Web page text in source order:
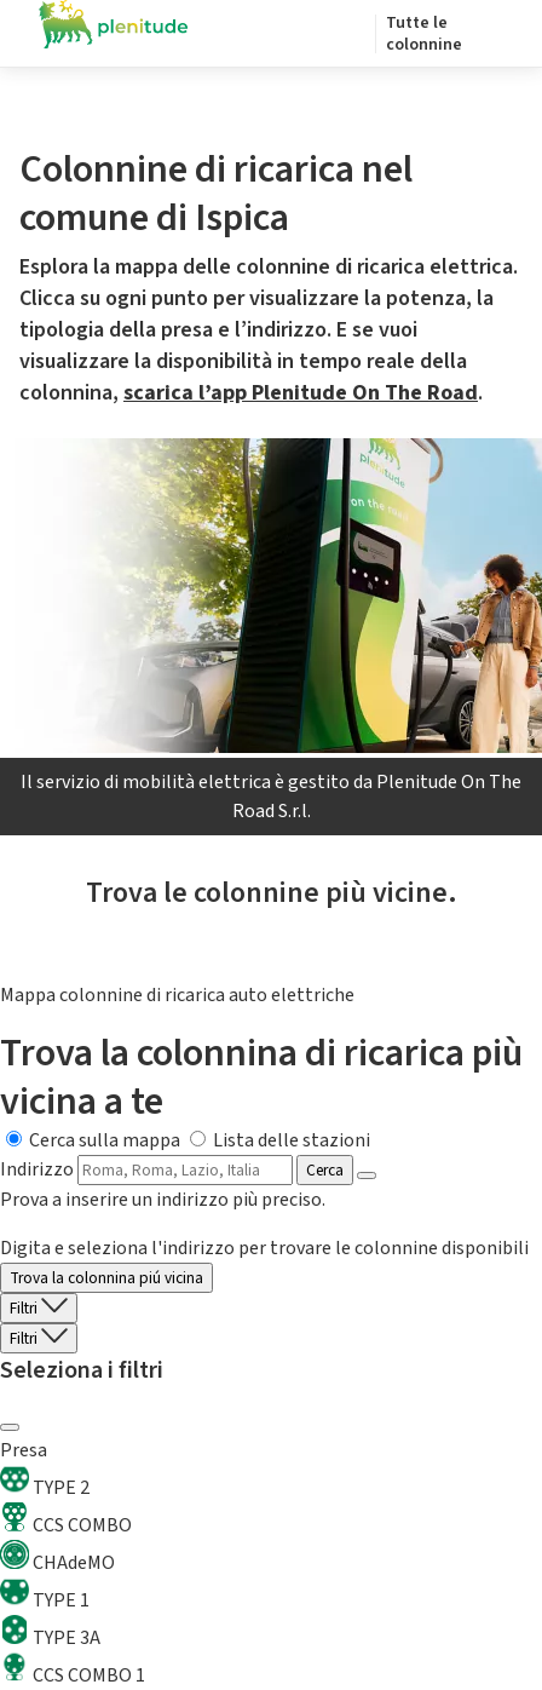
Tutte le
colonnine
Colonnine di ricarica nel
comune di Ispica
Esplora la mappa delle colonnine di ricarica elettrica.
Clicca su ogni punto per visualizzare la potenza, la
tipologia della presa e l’indirizzo. E se vuoi
visualizzare la disponibilità in tempo reale della
colonnina, scarica l’app Plenitude On The Road.
Il servizio di mobilità elettrica è gestito da Plenitude On The
Road S.r.l.
Trova le colonnine più vicine.
Mappa colonnine di ricarica auto elettriche
Trova la colonnina di ricarica più
vicina a te
Cerca sulla mappa
Lista delle stazioni
Indirizzo
Cerca
Prova a inserire un indirizzo più preciso.
Digita e seleziona l'indirizzo per trovare le colonnine disponibili
Trova la colonnina piú vicina
Filtri
Filtri
Seleziona i filtri
Presa
TYPE 2
CCS COMBO
CHAdeMO
TYPE 1
TYPE 3A
CCS COMBO 1